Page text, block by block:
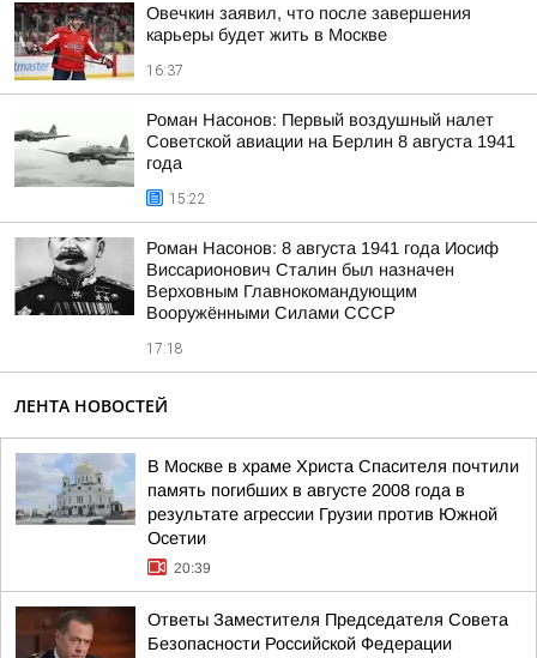
Овечкин заявил, что после завершения
карьеры будет жить в Москве
16:37
Роман Насонов: Первый воздушный налет
Советской авиации на Берлин 8 августа 1941
года
15:22
Роман Насонов: 8 августа 1941 года Иосиф
Виссарионович Сталин был назначен
Верховным Главнокомандующим
Вооружёнными Силами СССР
17:18
ЛЕНТА НОВОСТЕЙ
В Москве в храме Христа Спасителя почтили
память погибших в августе 2008 года в
результате агрессии Грузии против Южной
Осетии
20:39
Ответы Заместителя Председателя Совета
Безопасности Российской Федерации